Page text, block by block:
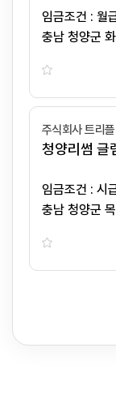
충남 청양군
주식회사 트리
청양리썸 글
충남 청양군